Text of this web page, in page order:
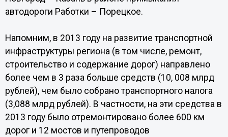
автодороги Работки – Порецкое.
Напомним, в 2013 году на развитие транспортной
инфраструктуры региона (в том числе, ремонт,
строительство и содержание дорог) направлено
более чем в 3 раза больше средств (10, 008 млрд
рублей), чем было собрано транспортного налога
(3,088 млрд рублей). В частности, на эти средства в
2013 году было отремонтировано более 600 км
дорог и 12 мостов и путепроводов